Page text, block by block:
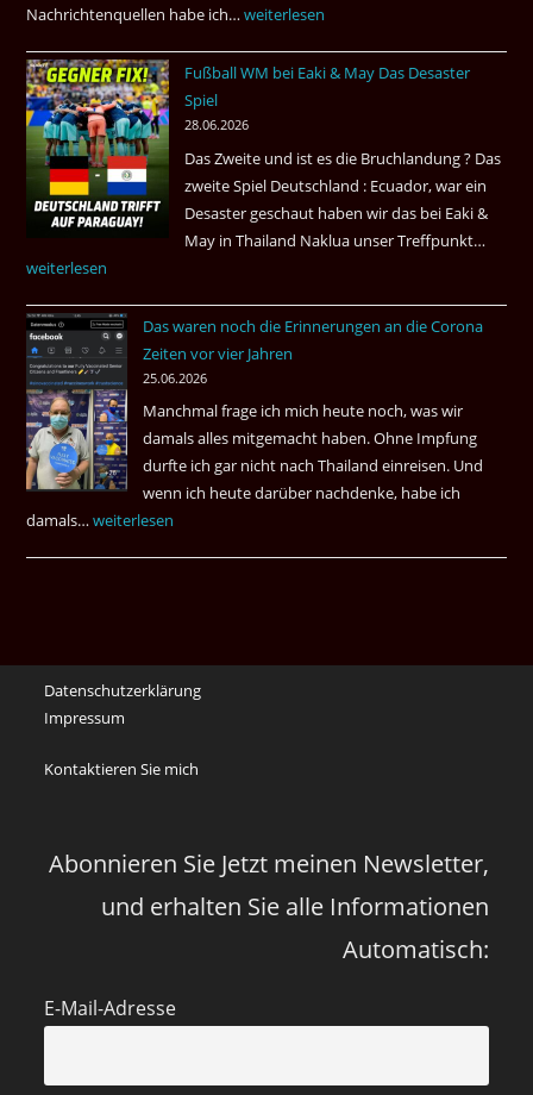
Nachrichtenquellen habe ich…Erdbeben
Venezuela
weiterlesen
Fußball WM bei Eaki & May Das Desaster
Spiel
28.06.2026
Das Zweite und ist es die Bruchlandung ? Das
zweite Spiel Deutschland : Ecuador, war ein
Desaster geschaut haben wir das bei Eaki &
May in Thailand Naklua unser Treffpunkt…
bei
weiterlesen
Das waren noch die Erinnerungen an die Corona
Zeiten vor vier Jahren
25.06.2026
Manchmal frage ich mich heute noch, was wir
damals alles mitgemacht haben. Ohne Impfung
durfte ich gar nicht nach Thailand einreisen. Und
wenn ich heute darüber nachdenke, habe ich
damals…Das
an
die
Corona
Zeiten
weiterlesen
Datenschutzerklärung
Impressum
Kontaktieren Sie mich
Abonnieren Sie Jetzt meinen Newsletter,
und erhalten Sie alle Informationen
Automatisch:
E-Mail-Adresse